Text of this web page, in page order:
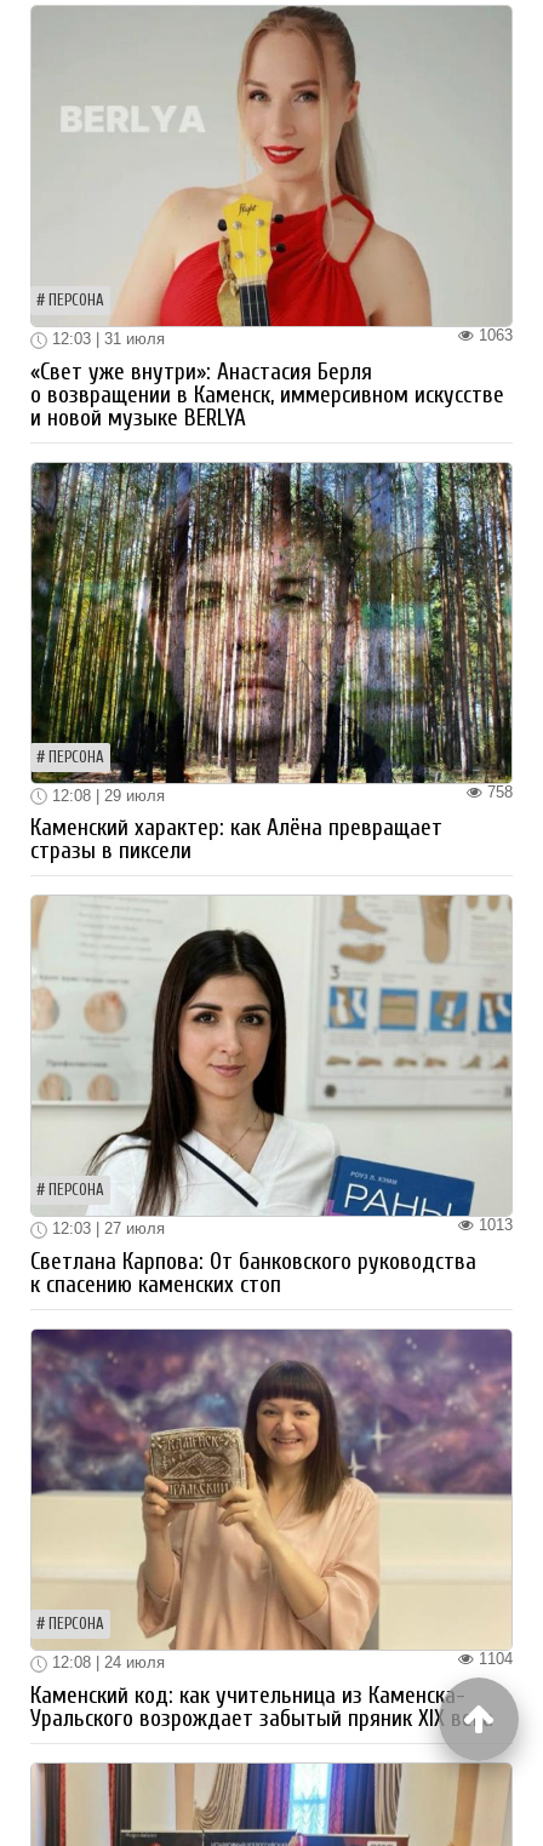
ПЕРСОНА
1063
12:03 | 31 июля
«Свет уже внутри»: Анастасия Берля
о возвращении в Каменск, иммерсивном искусстве
и новой музыке BERLYA
ПЕРСОНА
758
12:08 | 29 июля
Каменский характер: как Алёна превращает
стразы в пиксели
ПЕРСОНА
1013
12:03 | 27 июля
Светлана Карпова: От банковского руководства
к спасению каменских стоп
ПЕРСОНА
1104
12:08 | 24 июля
Каменский код: как учительница из Каменска-
Уральского возрождает забытый пряник XIX века